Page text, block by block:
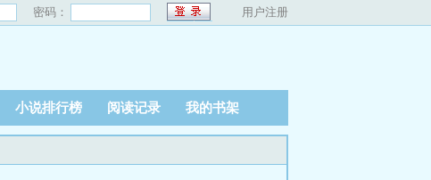
密码： 用户注册
小说排行榜 阅读记录 我的书架